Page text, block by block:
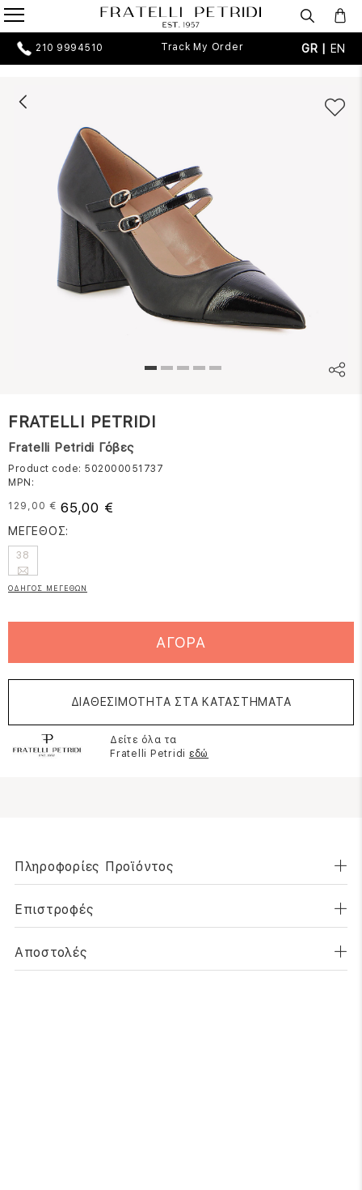
210 9994510 Track My Order GR | EN
FRATELLI PETRIDI
Fratelli Petridi Γόβες
Product code: 502000051737
MPN:
129,00 € 65,00 €
ΜΕΓΕΘΟΣ:
38
ΟΔΗΓΟΣ ΜΕΓΕΘΩΝ
ΑΓΟΡΑ
ΔΙΑΘΕΣΙΜΟΤΗΤΑ ΣΤΑ ΚΑΤΑΣΤΗΜΑΤΑ
Δείτε όλα τα
Fratelli Petridi εδώ
Πληροφορίες Προϊόντος
Επιστροφές
Αποστολές